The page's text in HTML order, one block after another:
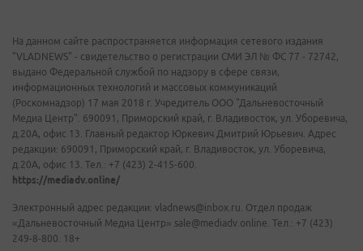
На данном сайте распространяется информация сетевого издания
"VLADNEWS" - свидетельство о регистрации СМИ ЭЛ № ФС 77 - 72742,
выдано Федеральной службой по надзору в сфере связи,
информационных технологий и массовых коммуникаций
(Роскомнадзор) 17 мая 2018 г. Учредитель ООО "Дальневосточный
Медиа Центр". 690091, Приморский край, г. Владивосток, ул. Уборевича,
д.20А, офис 13. Главный редактор Юркевич Дмитрий Юрьевич. Адрес
редакции: 690091, Приморский край, г. Владивосток, ул. Уборевича,
д.20А, офис 13. Тел.: +7 (423) 2-415-600.
https://mediadv.online/
Электронный адрес редакции: vladnews@inbox.ru. Отдел продаж
«Дальневосточный Медиа Центр» sale@mediadv.online. Тел.: +7 (423)
249-8-800. 18+